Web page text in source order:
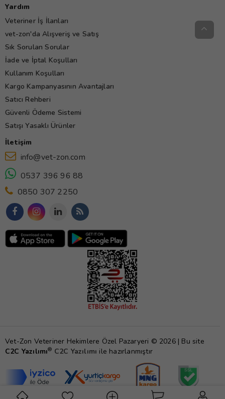
Yardım
Veteriner İş İlanları
vet-zon'da Alışveriş ve Satış
Sık Sorulan Sorular
İade ve İptal Koşulları
Kullanım Koşulları
Kargo Kampanyasının Avantajları
Satıcı Rehberi
Güvenli Ödeme Sistemi
Satışı Yasaklı Ürünler
İletişim
info@vet-zon.com
0537 396 96 88
0850 307 2250
Vet-Zon Veteriner Hekimlere Özel Pazaryeri © 2026 | Bu site
C2C Yazılımı® C2C Yazılımı ile hazırlanmıştır